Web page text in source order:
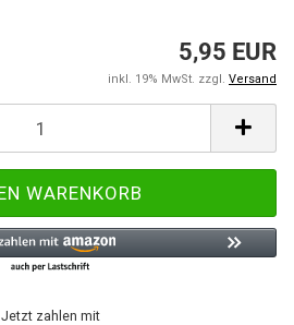
5,95 EUR
inkl. 19% MwSt. zzgl. Versand
Jetzt zahlen mit